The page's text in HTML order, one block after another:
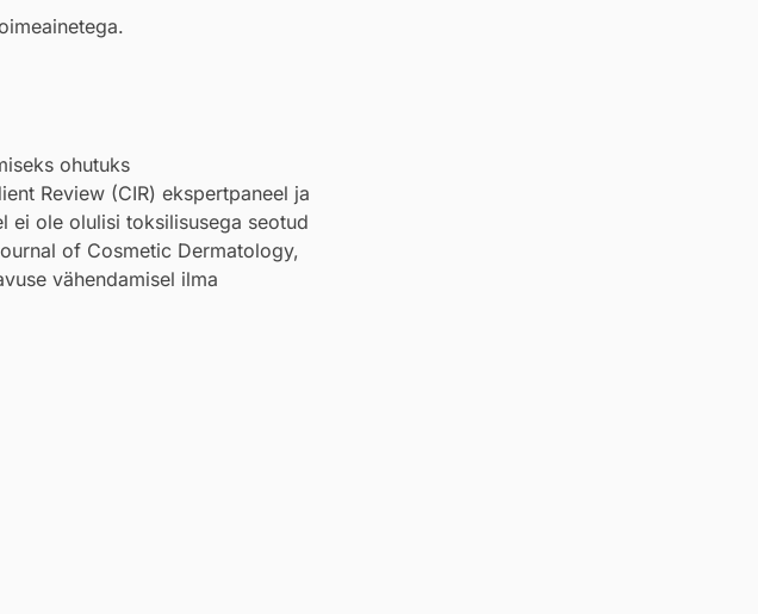
ohutuks
Review (CIR) ekspertpaneel ja
ei ole olulisi toksilisusega seotud
of Cosmetic Dermatology,
vähendamisel ilma